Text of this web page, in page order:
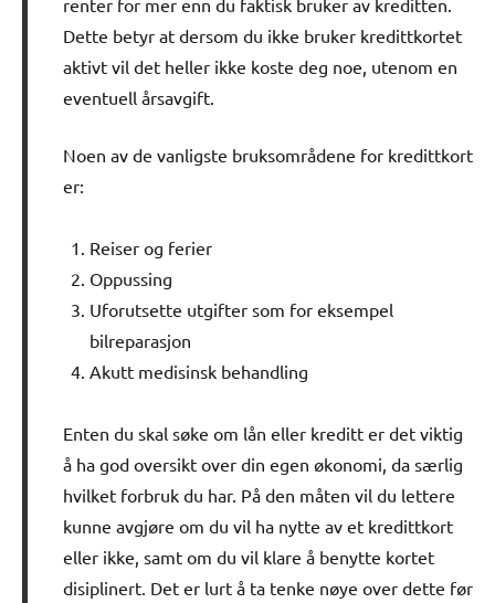
Dette betyr at dersom du ikke bruker kredittkortet
aktivt vil det heller ikke koste deg noe, utenom en
eventuell årsavgift.
Noen av de vanligste bruksområdene for kredittkort
er:
Reiser og ferier
Oppussing
Uforutsette utgifter som for eksempel
bilreparasjon
Akutt medisinsk behandling
Enten du skal søke om lån eller kreditt er det viktig
å ha god oversikt over din egen økonomi, da særlig
hvilket forbruk du har. På den måten vil du lettere
kunne avgjøre om du vil ha nytte av et kredittkort
eller ikke, samt om du vil klare å benytte kortet
disiplinert. Det er lurt å ta tenke nøye over dette før